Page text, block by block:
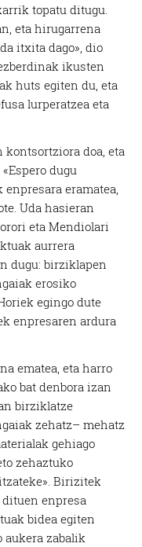
topatu ditugu.
eta hirugarrena
itxita dago», dio
ikusten
huts egiten du, eta
lurperatzea eta
kontsortziora doa, eta
dugu
eramatea,
Uda hasieran
eta Mendiolari
aurrera
dugu: birziklapen
erosiko
egingo dute
enpresaren ardura
ematea, eta harro
bat denbora izan
birziklatze
zehatz– mehatz
gehiago
zehaztuko
Birizitek
enpresa
bidea egiten
aukera zabalik